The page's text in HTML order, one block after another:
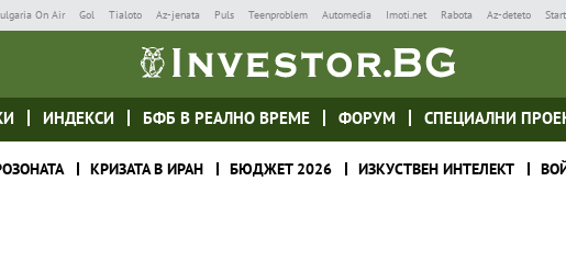
On Air Gol Tialoto Az-jenata Puls Teenproblem Automedia Imoti.net Rabota Az-deteto
ИНДЕКСИ БФБ В РЕАЛНО ВРЕМЕ ФОРУМ СПЕЦИАЛНИ
КРИЗАТА В ИРАН БЮДЖЕТ 2026 ИЗКУСТВЕН ИНТЕЛЕКТ